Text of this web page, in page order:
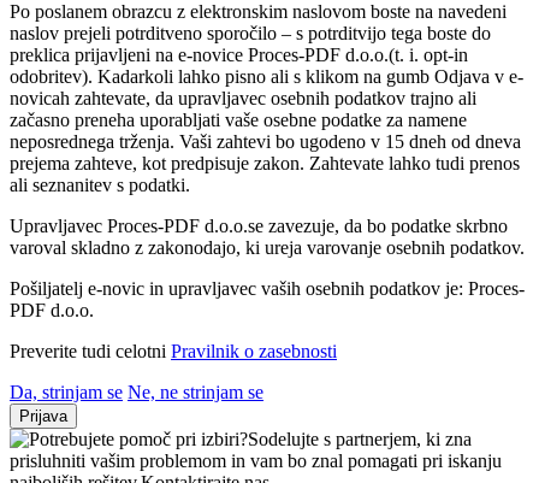
Po poslanem obrazcu z elektronskim naslovom boste na navedeni
naslov prejeli potrditveno sporočilo – s potrditvijo tega boste do
preklica prijavljeni na e-novice Proces-PDF d.o.o.(t. i. opt-in
odobritev). Kadarkoli lahko pisno ali s klikom na gumb Odjava v e-
novicah zahtevate, da upravljavec osebnih podatkov trajno ali
začasno preneha uporabljati vaše osebne podatke za namene
neposrednega trženja. Vaši zahtevi bo ugodeno v 15 dneh od dneva
prejema zahteve, kot predpisuje zakon. Zahtevate lahko tudi prenos
ali seznanitev s podatki.
Upravljavec Proces-PDF d.o.o.se zavezuje, da bo podatke skrbno
varoval skladno z zakonodajo, ki ureja varovanje osebnih podatkov.
Pošiljatelj e-novic in upravljavec vaših osebnih podatkov je: Proces-
PDF d.o.o.
Preverite tudi celotni Pravilnik o zasebnosti
Da, strinjam se Ne, ne strinjam se
Prijava